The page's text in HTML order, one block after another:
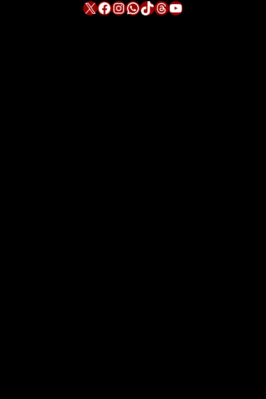
X Facebook InstagramWhatsApp TikTok Threads YouTube